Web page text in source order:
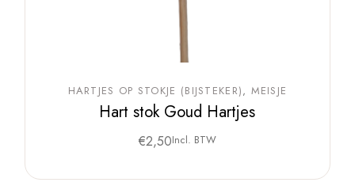
HARTJES OP STOKJE (BIJSTEKER) MEISJE
Hart stok Goud Hartjes
€2,50Incl. BTW